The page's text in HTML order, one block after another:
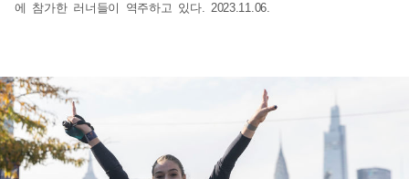
에 참가한 러너들이 역주하고 있다. 2023.11.06.